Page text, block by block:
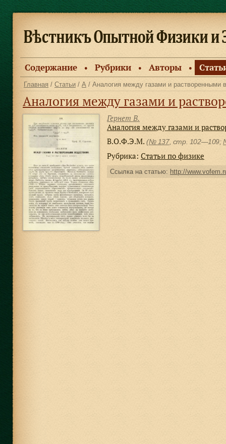
Содержание ● Рубрики ● Авторы ●
Главная / Статьи / А / Аналогия между газами и растворенными
Аналогия между газами и
Гернет В.
Аналогия между газами и
В.О.Ф.Э.М. (№ 137, стр. 102—109;
Рубрика: Статьи по физике
Ссылка на статью: http://